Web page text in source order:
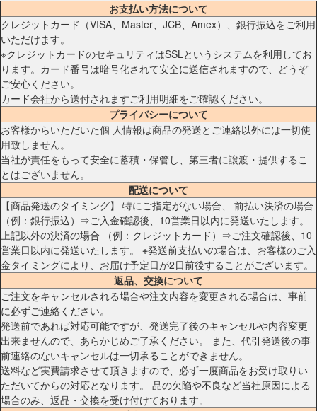
お支払い方法について
クレジットカード（VISA、Master、JCB、Amex）、銀行振込をご利用
いただけます。
※クレジットカードのセキュリティはSSLというシステムを利用してお
ります。カード番号は暗号化されて安全に送信されますので、どうぞ
ご安心ください。
カード会社から送付されますご利用明細をご確認ください。
プライバシーについて
お客様からいただいた個 人情報は商品の発送とご連絡以外には一切使
用致しません。
当社が責任をもって安全に蓄積・保管し、第三者に譲渡・提供するこ
とはございません。
配送について
【商品発送のタイミング】 特にご指定がない場合、 前払い決済の場合
（例：銀行振込）⇒ご入金確認後、10営業日以内に発送いたします。
上記以外の決済の場合 （例：クレジットカード）⇒ご注文確認後、10
営業日以内に発送いたします。 ※発送前支払いの場合は、お客様のご入
金タイミングにより、お届け予定日が2日前後することがございます。
返品、交換について
ご注文をキャンセルされる場合や注文内容を変更される場合は、事前
に必ずご連絡ください。
発送前であれば対応可能ですが、発送完了後のキャンセルや内容変更
出来ませんので、あらかじめご了承ください。 また、代引発送後の事
前連絡のないキャンセルは一切承ることができません。
送料など実費請求させて頂きますので、必ず一度商品をお受け取りい
ただいてからの対応となります。 品の欠陥や不良など当社原因による
場合のみ、返品・交換を受け付けております。